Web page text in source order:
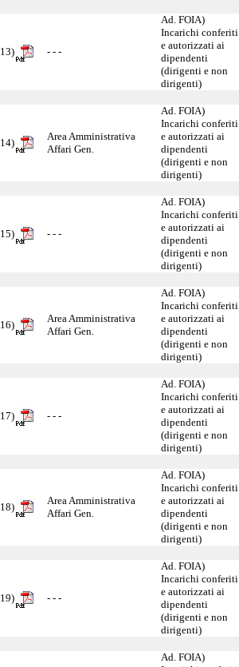
13) - - -
Ad. FOIA)
Incarichi conferiti
e autorizzati ai
dipendenti
(dirigenti e non
dirigenti)
14)
Area Amministrativa
Affari Gen.
Ad. FOIA)
Incarichi conferiti
e autorizzati ai
dipendenti
(dirigenti e non
dirigenti)
15) - - -
Ad. FOIA)
Incarichi conferiti
e autorizzati ai
dipendenti
(dirigenti e non
dirigenti)
16)
Area Amministrativa
Affari Gen.
Ad. FOIA)
Incarichi conferiti
e autorizzati ai
dipendenti
(dirigenti e non
dirigenti)
17) - - -
Ad. FOIA)
Incarichi conferiti
e autorizzati ai
dipendenti
(dirigenti e non
dirigenti)
18)
Area Amministrativa
Affari Gen.
Ad. FOIA)
Incarichi conferiti
e autorizzati ai
dipendenti
(dirigenti e non
dirigenti)
19) - - -
Ad. FOIA)
Incarichi conferiti
e autorizzati ai
dipendenti
(dirigenti e non
dirigenti)
Ad. FOIA)